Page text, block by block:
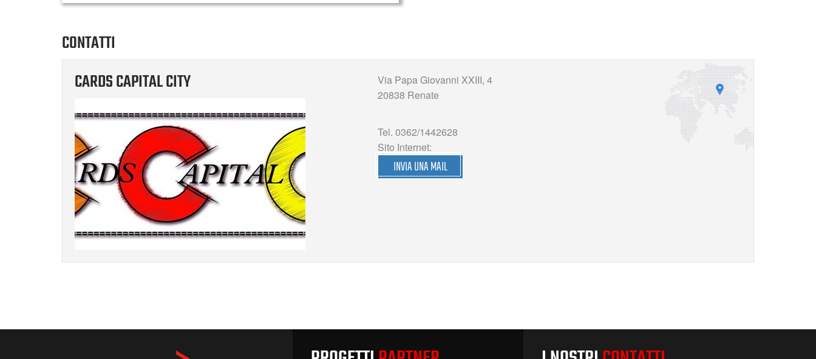
CONTATTI
CARDS CAPITAL CITY
Via Papa Giovanni XXIII, 4
20838 Renate
Tel. 0362/1442628
Sito Internet:
INVIA UNA MAIL